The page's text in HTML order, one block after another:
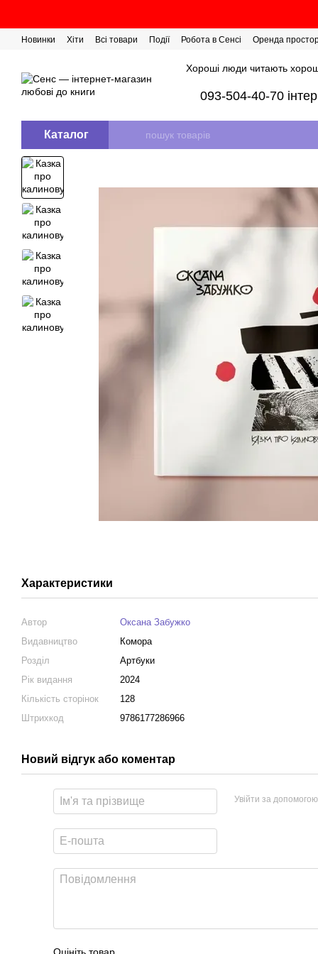
Новинки Хіти Всі товари Події Робота в Сенсі Оренда
Хороші люди читають
093-504-40-70
Каталог
Характеристики
Автор
Оксана Забужко
Видавництво
Комора
Розділ
Артбуки
Рік видання
2024
Кількість сторінок
128
Штрихкод
9786177286966
Новий відгук або коментар
Увійти за допомогою